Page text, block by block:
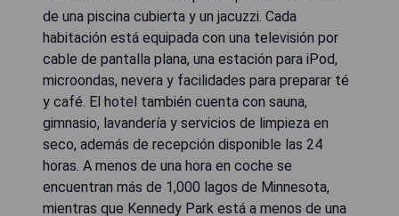
de una piscina cubierta y un jacuzzi. Cada
habitación está equipada con una televisión por
cable de pantalla plana, una estación para iPod,
microondas, nevera y facilidades para preparar té
y café. El hotel también cuenta con sauna,
gimnasio, lavandería y servicios de limpieza en
seco, además de recepción disponible las 24
horas. A menos de una hora en coche se
encuentran más de 1,000 lagos de Minnesota,
mientras que Kennedy Park está a menos de una